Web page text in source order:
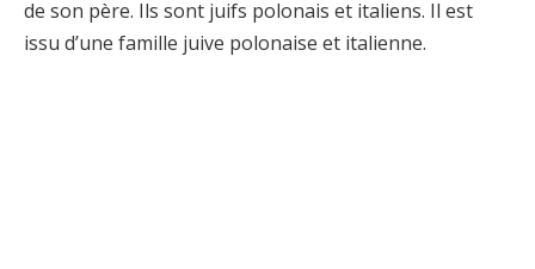
de son père. Ils sont juifs polonais et italiens. Il est
issu d’une famille juive polonaise et italienne.